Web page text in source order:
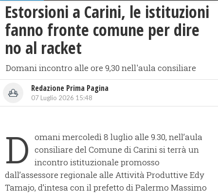
Estorsioni a Carini, le istituzioni
fanno fronte comune per dire
no al racket
Domani incontro alle ore 9,30 nell'aula consiliare
Redazione Prima Pagina
07 Luglio 2026 15:48
D omani mercoledì 8 luglio alle 9.30, nell’aula
consiliare del Comune di Carini si terrà un
incontro istituzionale promosso
dall’assessore regionale alle Attività Produttive Edy
Tamajo, d’intesa con il prefetto di Palermo Massimo